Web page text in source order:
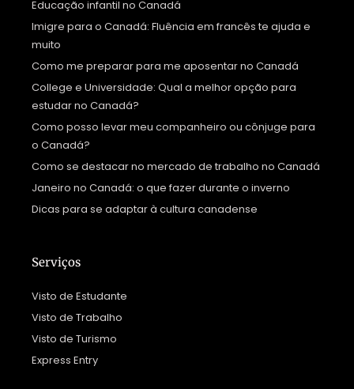
Educação infantil no Canadá
Imigre para o Canadá: Fluência em francês te ajuda e
muito
Como me preparar para me aposentar no Canadá
College e Universidade: Qual a melhor opção para
estudar no Canadá?
Como posso levar meu companheiro ou cônjuge para
o Canadá?
Como se destacar no mercado de trabalho no Canadá
Janeiro no Canadá: o que fazer durante o inverno
Dicas para se adaptar à cultura canadense
Serviços
Visto de Estudante
Visto de Trabalho
Visto de Turismo
Express Entry